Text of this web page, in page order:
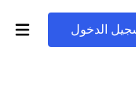
الدخول